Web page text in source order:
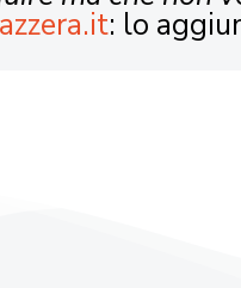
: lo